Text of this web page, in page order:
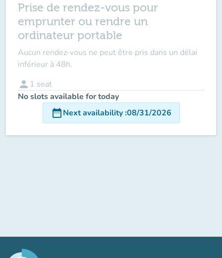
Prise de rendez-vous pour
emprunter ou rendre un
ordinateur portable
Aucun rendez-vous ne peut être pris dans un délai
inférieur à 48h.
person 1 seat
No slots available for today
date_rangeNext availability:08/31/2026